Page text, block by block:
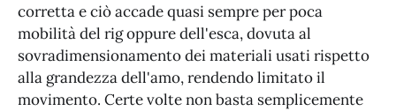
corretta e ciò accade quasi sempre per poca
mobilità del rig oppure dell'esca, dovuta al
sovradimensionamento dei materiali usati rispetto
alla grandezza dell'amo, rendendo limitato il
movimento. Certe volte non basta semplicemente